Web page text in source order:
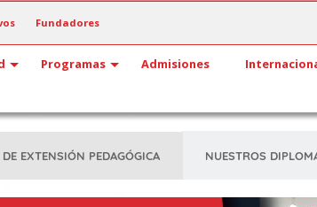
Fundadores
Programas Admisiones
DE EXTENSIÓN PEDAGÓGICA NUESTROS